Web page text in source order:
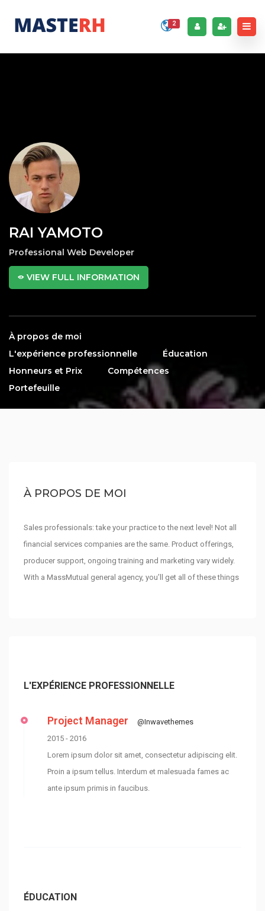
2
RAI YAMOTO
Professional Web Developer
VIEW FULL INFORMATION
À propos de moi
L'expérience professionnelle
Éducation
Honneurs et Prix
Compétences
Portefeuille
À PROPOS DE MOI
Sales professionals: take your practice to the next level! Not all
financial services companies are the same. Product offerings,
producer support, ongoing training and marketing vary widely.
With a MassMutual general agency, you’ll get all of these things
L'EXPÉRIENCE PROFESSIONNELLE
Project Manager
@Inwavethemes
2015 - 2016
Lorem ipsum dolor sit amet, consectetur adipiscing elit.
Proin a ipsum tellus. Interdum et malesuada fames ac
ante ipsum primis in faucibus.
ÉDUCATION